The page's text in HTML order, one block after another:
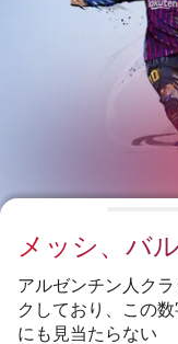
レジェン
plusicon
label.aria.plus
プレスパ
チケット
スケジュー
チケット
トップチー
スケジュー
チケット
結果
順位表
トップチー
スケジュー
チケット
PLUSICON
トップチー
plusicon
label.aria.plus
メッシ、バ
アルゼンチン人ク
クしており、この
にも見当たらない